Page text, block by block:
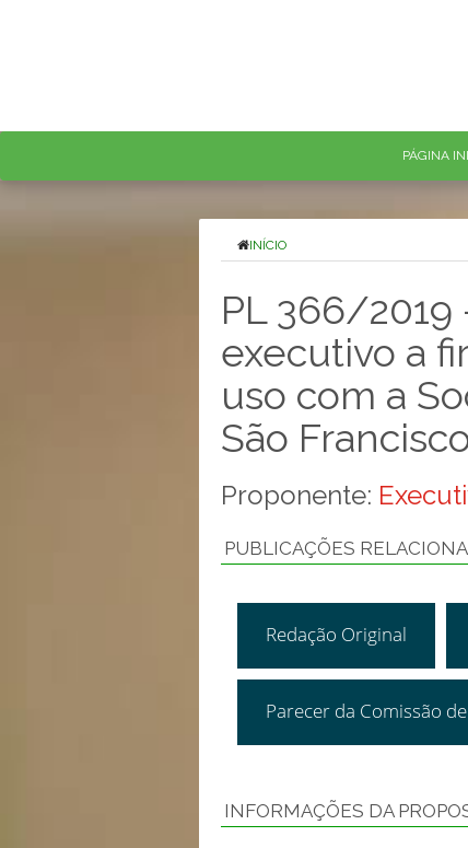
PÁGINA
INÍCIO
PL 366/2019
executivo a
uso com a
São
Proponente:
PUBLICAÇÕES
Redação Original
Parecer da Comissão
INFORMAÇÕES DA